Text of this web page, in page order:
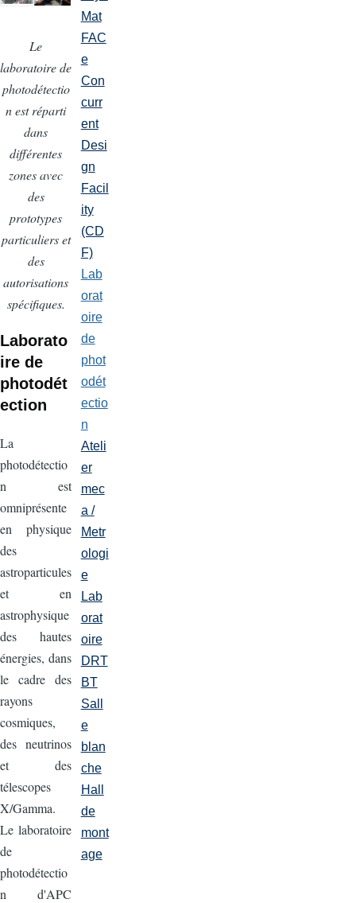
Le
laboratoire de
photodétectio
n est réparti
dans
différentes
zones avec
des
prototypes
particuliers et
des
autorisations
spécifiques.
Laborato
ire de
photodét
ection
La
photodétectio
n est
omniprésente
en physique
des
astroparticules
et en
astrophysique
des hautes
énergies, dans
le cadre des
rayons
cosmiques,
des neutrinos
et des
télescopes
X/Gamma.
Le laboratoire
de
photodétectio
n d'APC
Mat
FAC
e
Con
curr
ent
Desi
gn
Facil
ity
(CD
F)
Lab
orat
oire
de
phot
odét
ectio
n
Ateli
er
mec
a /
Metr
ologi
e
Lab
orat
oire
DRT
BT
Sall
e
blan
che
Hall
de
mont
age